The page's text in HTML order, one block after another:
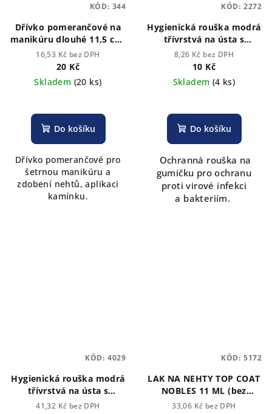
Dřívko pomerančové na
manikúru dlouhé 11,5 cm.
sada 10 ks
16,53 Kč bez DPH
20 Kč
Skladem (20 ks)
Do košíku
Dřívko pomerančové pro
šetrnou manikúru a
zdobení nehtů, aplikaci
kamínku.
KÓD: 344
Hygienická rouška modrá
třívrstvá na ústa s
gumičkou. 10 KS
8,26 Kč bez DPH
10 Kč
Skladem (4 ks)
Do košíku
Ochranná rouška na
gumičku pro ochranu
proti virové infekci
a bakteriím.
KÓD: 2272
Hygienická rouška modrá
třívrstvá na ústa s
gumičkou. 50 ks
41,32 Kč bez DPH
KÓD: 4029
LAK NA NEHTY TOP COAT
NOBLES 11 ML (bez
lampy)
33,06 Kč bez DPH
KÓD: 5172